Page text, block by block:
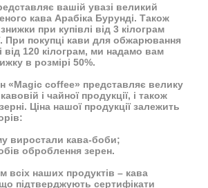
вашій увазі великий
кава Арабіка Бурунді. Також
при купівлі від 3 кілограм
При покупці кави для обжарювання
від 120 кілограм, ми надамо вам
в розмірі 50%.
«Magic coffee» представляє велику
кавовій і чайної продукції, і також
Ціна нашої продукції залежить
виростали кава-боби;
оброблення зерен.
всіх наших продуктів – кава
що підтверджують сертифікати